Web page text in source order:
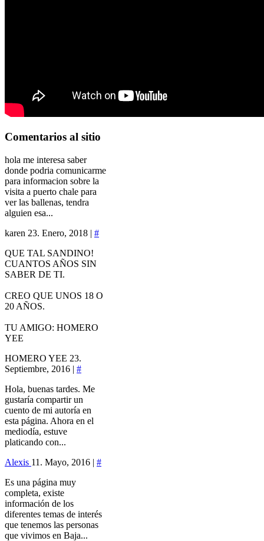
Comentarios al sitio
hola me interesa saber
donde podria comunicarme
para informacion sobre la
visita a puerto chale para
ver las ballenas, tendra
alguien esa...
karen 23. Enero, 2018 | #
QUE TAL SANDINO!
CUANTOS AÑOS SIN
SABER DE TI.
CREO QUE UNOS 18 O
20 AÑOS.
TU AMIGO: HOMERO
YEE
HOMERO YEE 23.
Septiembre, 2016 | #
Hola, buenas tardes. Me
gustaría compartir un
cuento de mi autoría en
esta página. Ahora en el
mediodía, estuve
platicando con...
Alexis 11. Mayo, 2016 | #
Es una página muy
completa, existe
información de los
diferentes temas de interés
que tenemos las personas
que vivimos en Baja...